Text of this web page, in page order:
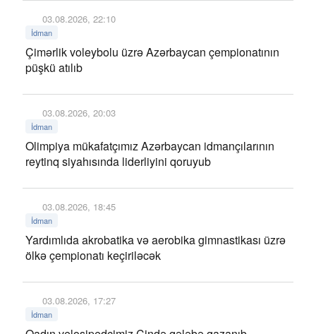
03.08.2026, 22:10
İdman
Çimərlik voleybolu üzrə Azərbaycan çempionatının
püşkü atılıb
03.08.2026, 20:03
İdman
Olimpiya mükafatçımız Azərbaycan idmançılarının
reytinq siyahısında liderliyini qoruyub
03.08.2026, 18:45
İdman
Yardımlıda akrobatika və aerobika gimnastikası üzrə
ölkə çempionatı keçiriləcək
03.08.2026, 17:27
İdman